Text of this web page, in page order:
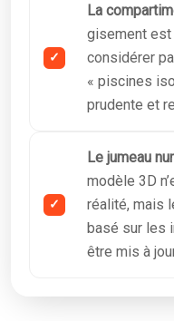
La
gisement est
considérer
« piscines
prudente et
Le jumeau
modèle 3D
réalité, mais
basé sur les
être mis à